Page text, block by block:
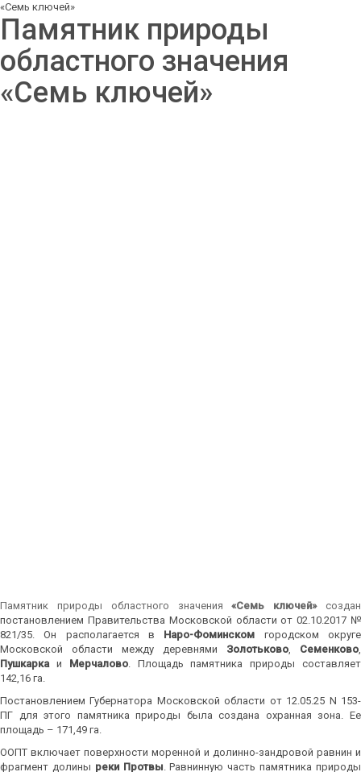
«Семь ключей»
Памятник природы
областного значения
«Семь ключей»
Памятник природы областного значения«Семь ключей»создан
постановлением Правительства Московской области от 02.10.2017 №
821/35. Он располагается в Наро-Фоминском городском округе
Московской области между деревнями Золотьково, Семенково,
Пушкаркаи Мерчалово. Площадь памятника природы составляет
142,16 га.
Постановлением Губернатора Московской области от 12.05.25 N 153-
ПГ для этого памятника природы была создана охранная зона. Ее
площадь – 171,49 га.
ООПТ включает поверхности моренной и долинно-зандровой равнин и
фрагмент долины реки Протвы. Равнинную часть памятника природы